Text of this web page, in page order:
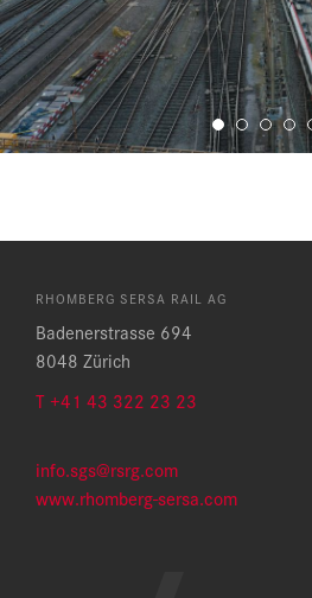
RHOMBERG SERSA RAIL AG
Badenerstrasse 694
8048 Zürich
T +41 43 322 23 23
info.sgs@rsrg.com
www.rhomberg-sersa.com